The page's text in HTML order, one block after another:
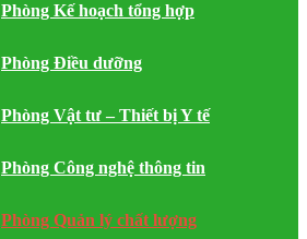
Phòng Kế hoạch tổng hợp
Phòng Điều dưỡng
Phòng Vật tư – Thiết bị Y tế
Phòng Công nghệ thông tin
Phòng Quản lý chất lượng